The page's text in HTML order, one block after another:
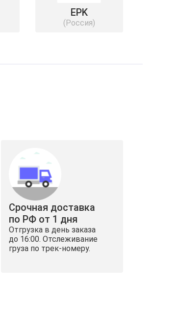
EPK
(Россия)
Срочная доставка
по РФ от 1 дня
Отгрузка в день заказа
до 16:00. Отслеживание
груза по трек-номеру.